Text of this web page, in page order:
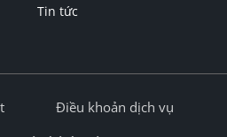
Tin tức
Điều khoản dịch vụ